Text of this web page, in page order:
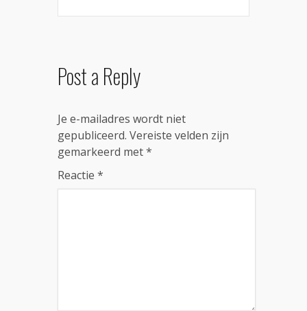
Post a Reply
Je e-mailadres wordt niet
gepubliceerd. Vereiste velden zijn
gemarkeerd met*
Reactie *